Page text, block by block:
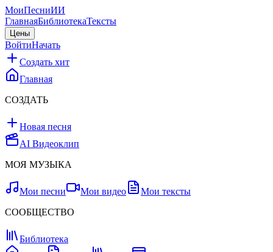
МоиПесниИИ
ГлавнаяБиблиотекаТексты
Цены
ВойтиНачать
Создать хит
Главная
СОЗДАТЬ
Новая песня
AI Видеоклип
МОЯ МУЗЫКА
Мои песни Мои видео
Мои тексты
СООБЩЕСТВО
Библиотека